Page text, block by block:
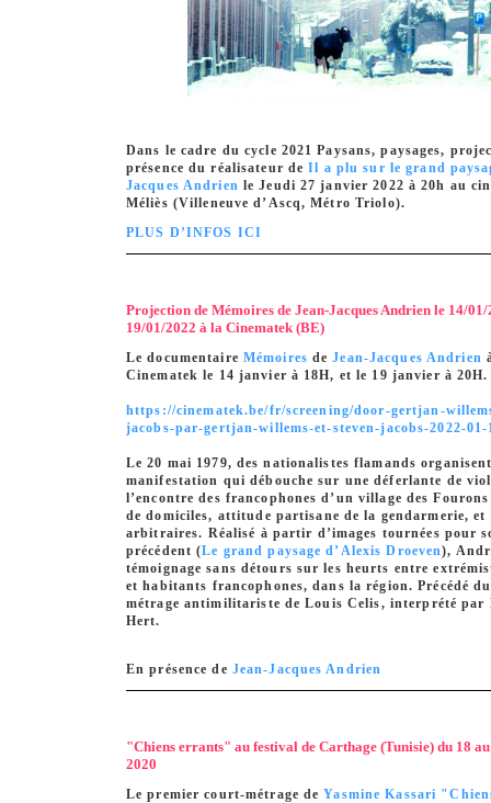
Dans le cadre du cycle 2021Paysans, paysages,
présence du réalisateur deIl a plu sur le grand
Jacques Andrien le Jeudi 27 janvier 2022 à 20h au
Méliès (Villeneuve d’Ascq, Métro Triolo).
PLUS D’INFOS ICI
Projection de Mémoires de Jean-Jacques Andrien le 14/01/
19/01/2022 à la Cinematek (BE)
Le documentaire Mémoires deJean-Jacques Andrien
Cinematek le 14 janvier à 18H, et le 19 janvier à 20H.
https://cinematek.be/fr/screening/door-gertjan-
jacobs-par-gertjan-willems-et-steven-jacobs-2022-01-
Le 20 mai 1979, des nationalistes flamands
manifestation qui débouche sur une déferlante de
l’encontre des francophones d’un village des
de domiciles, attitude partisane de la gendarmerie,
arbitraires. Réalisé à partir d’images tournées pour
précédent ( Le grand paysage d’Alexis Droeven),
témoignage sans détours sur les heurts entre
et habitants francophones, dans la région. Précédé
métrage antimilitariste de Louis Celis, interprété par
Hert.
En présence de Jean-Jacques Andrien
"Chiens errants" au festival de Carthage (Tunisie) du 18
2020
Le premier court-métrage deYasmine Kassari